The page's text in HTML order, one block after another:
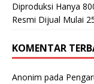
Diproduksi Hanya
Resmi Dijual Mulai
KOMENTAR
Anonim pada